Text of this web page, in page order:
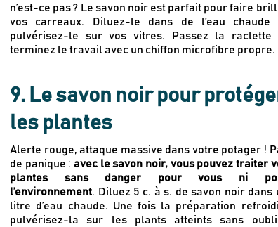
n’est-ce pas ? Le savon noir est parfait pour faire
vos carreaux. Diluez-le dans de l’eau chaude
pulvérisez-le sur vos vitres. Passez la raclette
terminez le travail avec un chiffon microfibre propre.
9. Le savon noir pour
les plantes
Alerte rouge, attaque massive dans votre potager !
de panique :avec le savon noir, vous pouvez traiter
plantes sans danger pour vous ni
l’environnement. Diluez 5 c. à s. de savon noir dans
litre d’eau chaude. Une fois la préparation
pulvérisez-la sur les plants atteints sans